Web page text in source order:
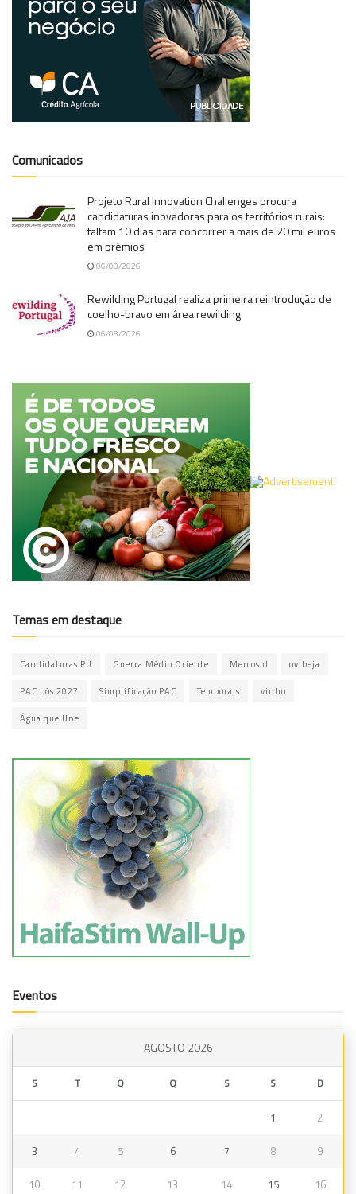
Comunicados
Projeto Rural Innovation Challenges procura
candidaturas inovadoras para os territórios rurais:
faltam 10 dias para concorrer a mais de 20 mil euros
em prémios
06/08/2026
Rewilding Portugal realiza primeira reintrodução de
coelho-bravo em área rewilding
06/08/2026
Temas em destaque
Candidaturas PU Guerra Médio Oriente Mercosul ovibeja
PAC pós 2027 Simplificação PAC Temporais vinho
Água que Une
Eventos
AGOSTO 2026
S T Q Q S S D
1 2
3 4 5 6 7 8 9
10 11 12 13 14 15 16